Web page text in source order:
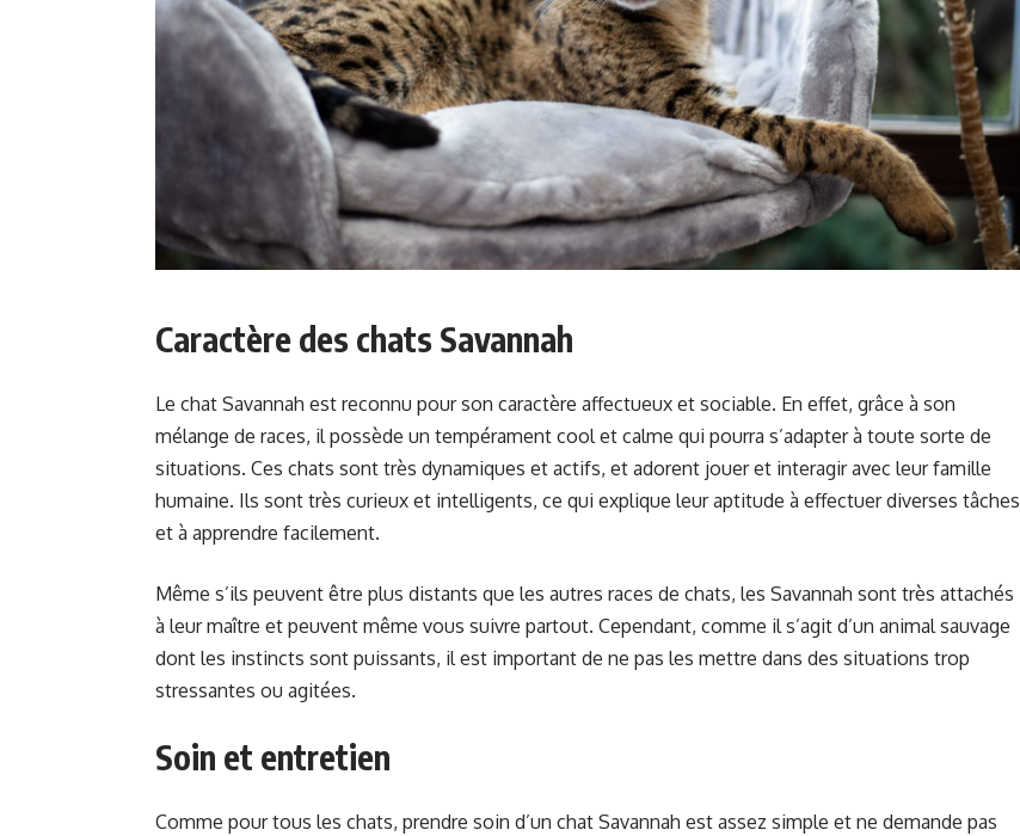
Caractère des chats Savannah
Le chat Savannah est reconnu pour son caractère affectueux et sociable. En effet, grâce à son
mélange de races, il possède un tempérament cool et calme qui pourra s’adapter à toute sorte de
situations. Ces chats sont très dynamiques et actifs, et adorent jouer et interagir avec leur famille
humaine. Ils sont très curieux et intelligents, ce qui explique leur aptitude à effectuer diverses tâches
et à apprendre facilement.
Même s’ils peuvent être plus distants que les autres races de chats, les Savannah sont très attachés
à leur maître et peuvent même vous suivre partout. Cependant, comme il s’agit d’un animal sauvage
dont les instincts sont puissants, il est important de ne pas les mettre dans des situations trop
stressantes ou agitées.
Soin et entretien
Comme pour tous les chats, prendre soin d’un chat Savannah est assez simple et ne demande pas